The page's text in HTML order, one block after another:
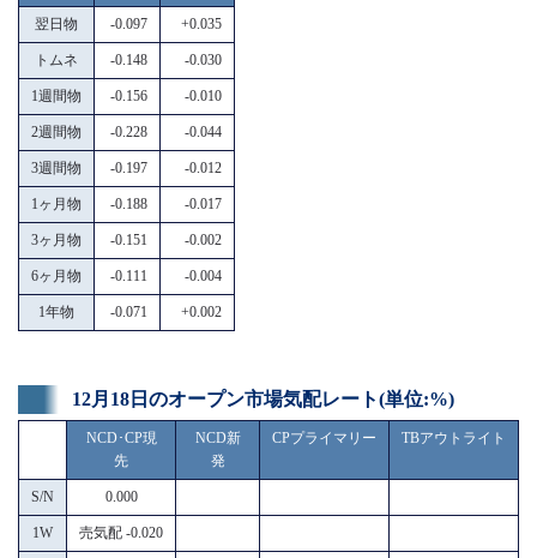
翌日物 -0.097 +0.035
トムネ -0.148 -0.030
1週間物 -0.156 -0.010
2週間物 -0.228 -0.044
3週間物 -0.197 -0.012
1ヶ月物 -0.188 -0.017
3ヶ月物 -0.151 -0.002
6ヶ月物 -0.111 -0.004
1年物 -0.071 +0.002
12月18日のオープン市場気配レート(単位:%)
NCD･CP現
先
NCD新
発
CPプライマリー TBアウトライト
S/N 0.000
1W 売気配 -0.020